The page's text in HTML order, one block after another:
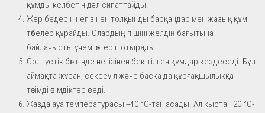
құмды келбетін дәл сипаттайды.
Жер бедерін негізінен толқынды барқандар мен жазық құм
төбелер құрайды. Олардың пішіні желдің бағытына
байланысты үнемі өзгеріп отырады.
Солтүстік бөлігінде негізінен бекітілген құмдар кездеседі. Бұл
аймақта жусан, сексеуіл және басқа да құрғақшылыққа
төзімді өсімдіктер өседі.
Жазда ауа температурасы +40 °C-тан асады. Ал қыста −20 °C-